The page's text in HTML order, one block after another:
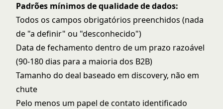
Padrões mínimos de qualidade de dados:
Todos os campos obrigatórios preenchidos (nada
de "a definir" ou "desconhecido")
Data de fechamento dentro de um prazo razoável
(90-180 dias para a maioria dos B2B)
Tamanho do deal baseado em discovery, não em
chute
Pelo menos um papel de contato identificado